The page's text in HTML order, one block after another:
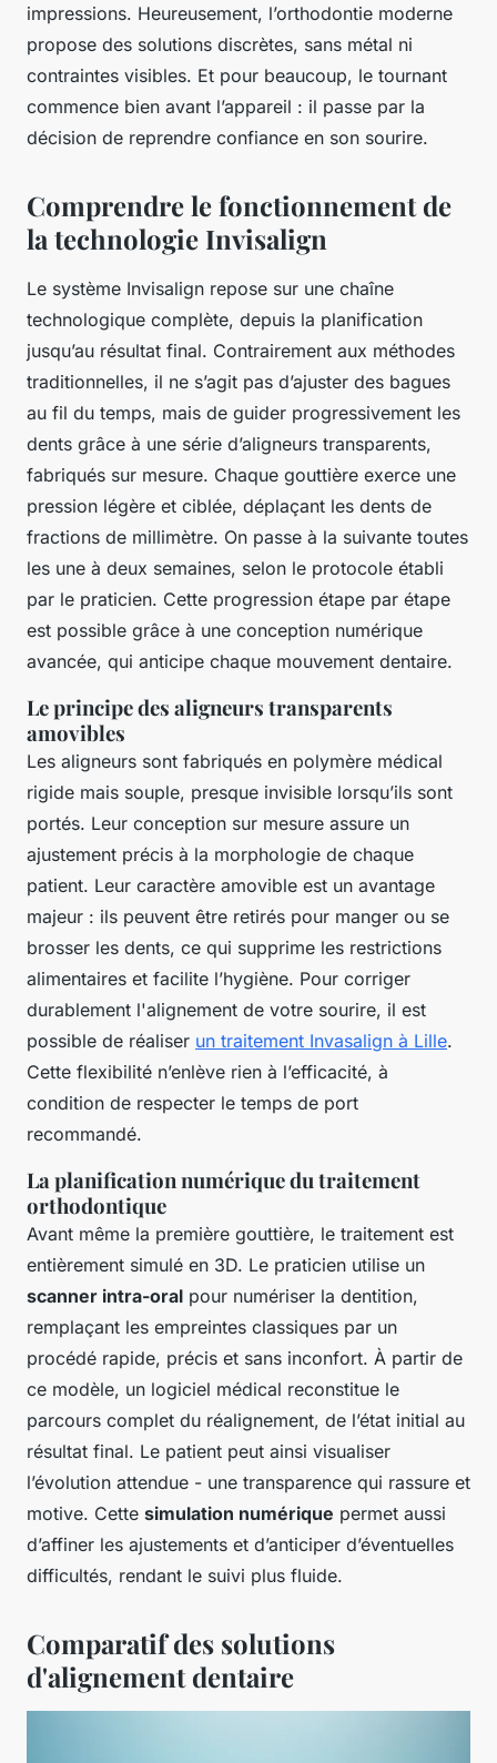
impressions. Heureusement, l’orthodontie moderne
propose des solutions discrètes, sans métal ni
contraintes visibles. Et pour beaucoup, le tournant
commence bien avant l’appareil : il passe par la
décision de reprendre confiance en son sourire.
Comprendre le fonctionnement de
la technologie Invisalign
Le système Invisalign repose sur une chaîne
technologique complète, depuis la planification
jusqu’au résultat final. Contrairement aux méthodes
traditionnelles, il ne s’agit pas d’ajuster des bagues
au fil du temps, mais de guider progressivement les
dents grâce à une série d’aligneurs transparents,
fabriqués sur mesure. Chaque gouttière exerce une
pression légère et ciblée, déplaçant les dents de
fractions de millimètre. On passe à la suivante toutes
les une à deux semaines, selon le protocole établi
par le praticien. Cette progression étape par étape
est possible grâce à une conception numérique
avancée, qui anticipe chaque mouvement dentaire.
Le principe des aligneurs transparents
amovibles
Les aligneurs sont fabriqués en polymère médical
rigide mais souple, presque invisible lorsqu’ils sont
portés. Leur conception sur mesure assure un
ajustement précis à la morphologie de chaque
patient. Leur caractère amovible est un avantage
majeur : ils peuvent être retirés pour manger ou se
brosser les dents, ce qui supprime les restrictions
alimentaires et facilite l’hygiène. Pour corriger
durablement l'alignement de votre sourire, il est
possible de réaliser un traitement Invasalign à Lille.
Cette flexibilité n’enlève rien à l’efficacité, à
condition de respecter le temps de port
recommandé.
La planification numérique du traitement
orthodontique
Avant même la première gouttière, le traitement est
entièrement simulé en 3D. Le praticien utilise un
scanner intra-oral pour numériser la dentition,
remplaçant les empreintes classiques par un
procédé rapide, précis et sans inconfort. À partir de
ce modèle, un logiciel médical reconstitue le
parcours complet du réalignement, de l’état initial au
résultat final. Le patient peut ainsi visualiser
l’évolution attendue - une transparence qui rassure et
motive. Cette simulation numérique permet aussi
d’affiner les ajustements et d’anticiper d’éventuelles
difficultés, rendant le suivi plus fluide.
Comparatif des solutions
d'alignement dentaire